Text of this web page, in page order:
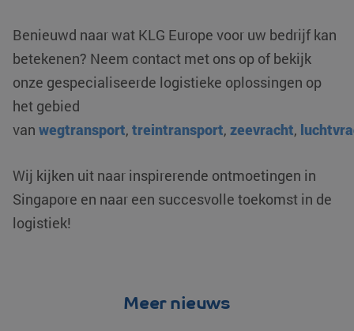
Benieuwd naar wat KLG Europe voor uw bedrijf kan
betekenen? Neem contact met ons op of bekijk
onze gespecialiseerde logistieke oplossingen op
het gebied
van wegtransport, treintransport, zeevracht,
Wij kijken uit naar inspirerende ontmoetingen in
Singapore en naar een succesvolle toekomst in de
logistiek!
Meer nieuws